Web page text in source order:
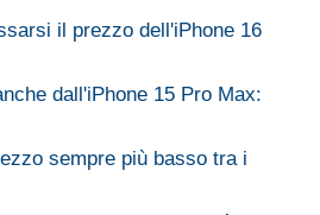
il prezzo dell'iPhone 16
dall'iPhone 15 Pro Max:
sempre più basso tra i